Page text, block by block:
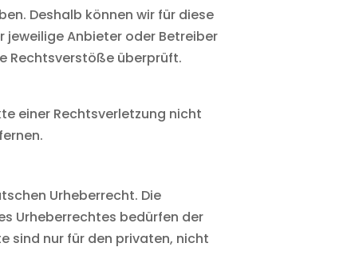
Deshalb können wir für diese
jeweilige Anbieter oder Betreiber
Rechtsverstöße überprüft.
einer Rechtsverletzung nicht
Urheberrecht. Die
Urheberrechtes bedürfen der
sind nur für den privaten, nicht